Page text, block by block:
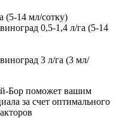
(5-14 мл/сотку)
0,5-1,4 л/га (5-14
3 л/га (3 мл/
Бор поможет вашим
за счет оптимального